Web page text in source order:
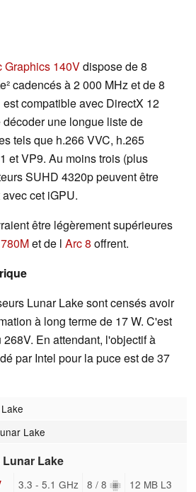
Graphics 140Vdispose de 8
cadencés à 2 000 MHz et de 8
compatible avec DirectX 12
une longue liste de
tels que h.266 VVC, h.265
et VP9. Au moins trois (plus
SUHD 4320p peuvent être
cet iGPU.
être légèrement supérieures
et de l Arc 8 offrent.
Lunar Lake sont censés avoir
à long terme de 17 W. C'est
En attendant, l'objectif à
par Intel pour la puce est de 37
Lake
Lake
3.3 - 5.1 GHz 8 / 8 12 MB L3